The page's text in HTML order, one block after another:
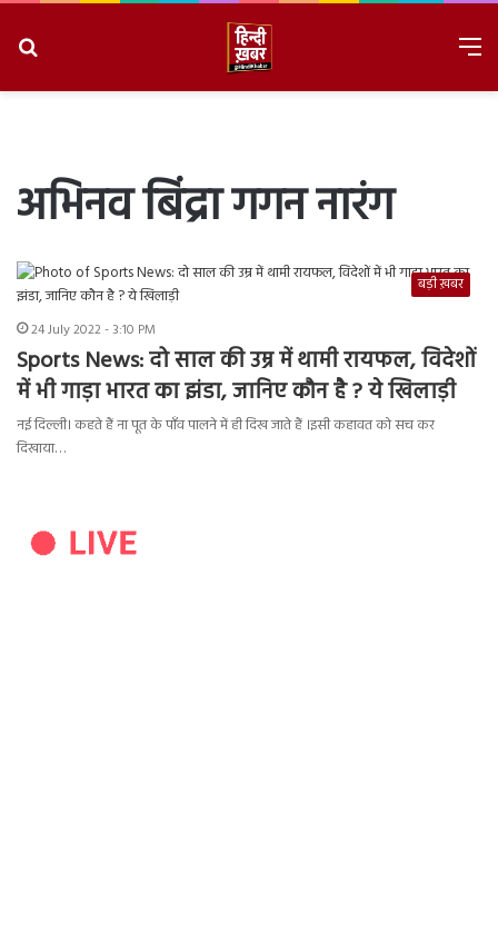
अभिनव बिंद्रा गगन नारंग
बड़ी ख़बर
24 July 2022 - 3:10 PM
Sports News: दो साल की उम्र में थामी रायफल, विदेशों
में भी गाड़ा भारत का झंडा, जानिए कौन है ? ये खिलाड़ी
नई दिल्ली। कहते हैं ना पूत के पाँव पालने में ही दिख जाते हैं ।इसी कहावत को सच कर
दिखाया…